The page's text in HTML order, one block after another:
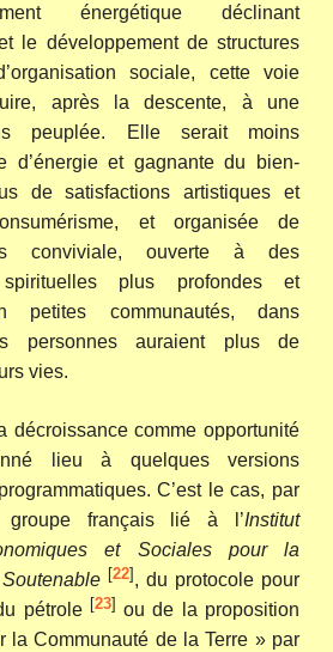
énergétique déclinant
le développement de structures
sociale, cette voie
après la descente, à une
peuplée. Elle serait moins
d’énergie et gagnante du bien-
de satisfactions artistiques et
et organisée de
conviviale, ouverte à des
spirituelles plus profondes et
petites communautés, dans
personnes auraient plus de
vies.
décroissance comme opportunité
lieu à quelques versions
C’est le cas, par
groupe français lié à l’Institut
et Sociales pour la
[22], du protocole pour
pétrole [23] ou de la proposition
la Communauté de la Terre » par